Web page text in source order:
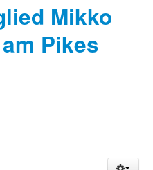
Mikko
Pikes